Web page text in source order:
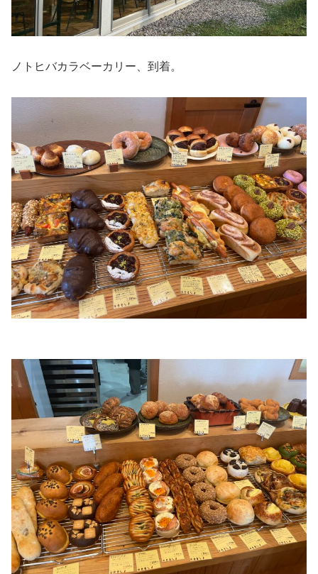
ノトヒバカラベーカリー、到着。